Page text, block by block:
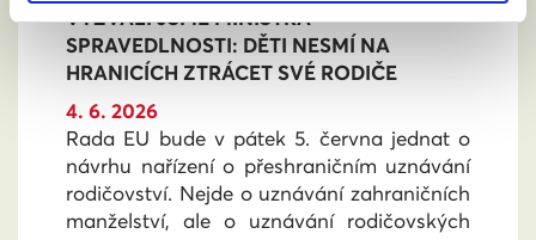
VYZVALI JSME MINISTRA
SPRAVEDLNOSTI: DĚTI NESMÍ NA
HRANICÍCH ZTRÁCET SVÉ RODIČE
4. 6. 2026
Rada EU bude v pátek 5. června jednat o
návrhu nařízení o přeshraničním uznávání
rodičovství. Nejde o uznávání zahraničních
manželství, ale o uznávání rodičovských